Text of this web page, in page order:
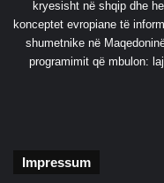
kryesisht në shqip dhe
konceptet evropiane të
shumetnike në
programimit që mbulon:
Impressum